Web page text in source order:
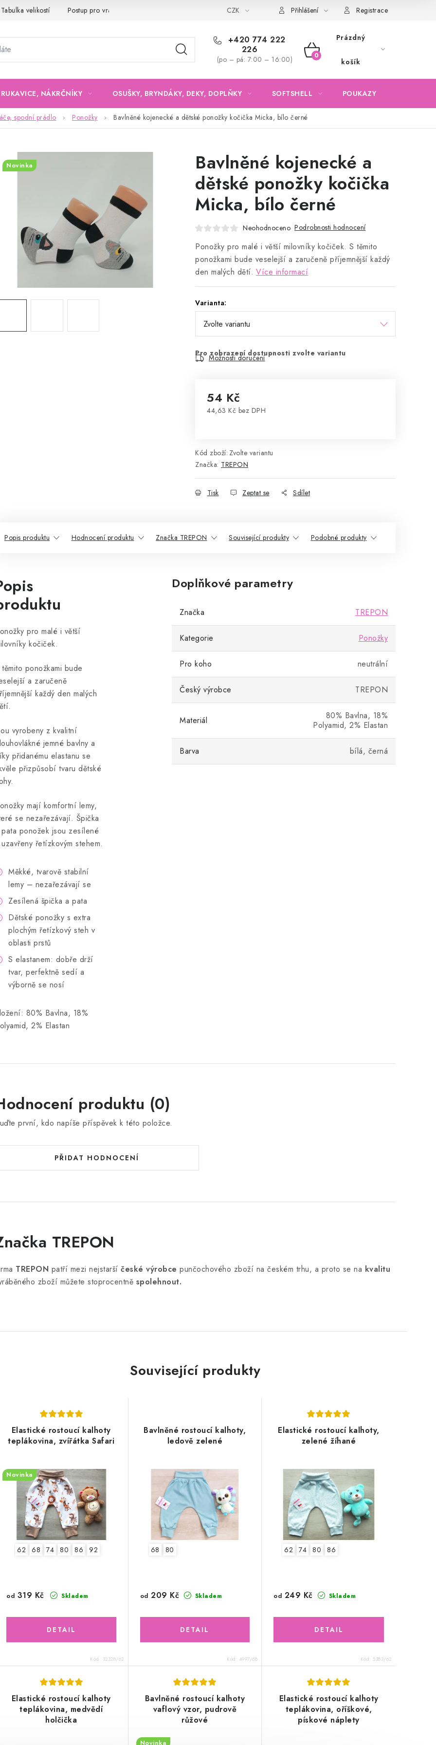
Tabulka velikostí Postup pro vrácení a výměnu Obchodní podmínky Podmínky ochrany osobních údajů
CZK Přihlášení Registrace
+420 774 222
226
(po – pá: 7:00 – 16:00)
NÁKUPNÍ
Prázdný
košík
NÁKRČNÍKY OSUŠKY, BRYNDÁKY, DEKY, DOPLŇKY SOFTSHELL POUKAZY
spodní prádlo Ponožky Bavlněné kojenecké a dětské ponožky kočička Micka, bílo černé
Bavlněné kojenecké a
dětské ponožky kočička
Micka, bílo černé
Neohodnoceno Podrobnosti hodnocení
Ponožky pro malé i větší milovníky kočiček. S těmito
ponožkami bude veselejší a zaručeně příjemnější každý
den malých dětí. Více informací
Varianta:
Pro zobrazení dostupnosti zvolte variantu
Možnosti doručení
54 Kč
44,63 Kč bez DPH
Kód zboží: Zvolte variantu
Značka: TREPON
Tisk Zeptat se Sdílet
Novinka
Popis produktu Hodnocení produktu Značka TREPON Související produkty Podobné produkty
pro malé i větší
kočiček.
těmito ponožkami bude
a zaručeně
každý den malých
vyrobeny z kvalitní
jemné bavlny a
přidanému elastanu se
přizpůsobí tvaru dětské
mají komfortní lemy,
se nezařezávají. Špička
ponožek jsou zesílené
řetízkovým stehem.
Měkké, tvarově stabilní
lemy – nezařezávají se
Zesílená špička a pata
Dětské ponožky s extra
plochým řetízkový steh v
oblasti prstů
S elastanem: dobře drží
tvar, perfektně sedí a
výborně se nosí
80% Bavlna, 18%
2% Elastan
Doplňkové parametry
Značka TREPON
Kategorie Ponožky
Pro koho neutrální
Český výrobce TREPON
Materiál
80% Bavlna, 18%
Polyamid, 2% Elastan
Barva bílá, černá
produktu (0)
první, kdo napíše příspěvek k této položce.
PŘIDAT HODNOCENÍ
TREPON
TREPON patří mezi nejstarší české výrobce punčochového zboží na českém trhu, a proto se na kvalitu
zboží můžete stoprocentně spolehnout.
Související produkty
Elastické rostoucí kalhoty
teplákovina, zvířátka Safari
Novinka
62 68 74 80 86 92
Skladem
od 319 Kč
Kód: 32328/62
Bavlněné rostoucí kalhoty,
ledově zelené
68 80
Skladem
od 209 Kč
Kód: 4997/68
Elastické rostoucí kalhoty,
zelené žíhané
62 74 80 86
Skladem
od 249 Kč
Kód:5383/62
Elastické rostoucí kalhoty
teplákovina, medvědí
holčička
Bavlněné rostoucí kalhoty
vaflový vzor, pudrově
růžové
Novinka
Elastické rostoucí kalhoty
teplákovina, oříškové,
pískové náplety